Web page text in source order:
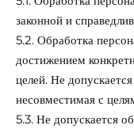
законной и
5.2. Обработка
достижением
целей. Не
несовместимая с
5.3. Не допускается